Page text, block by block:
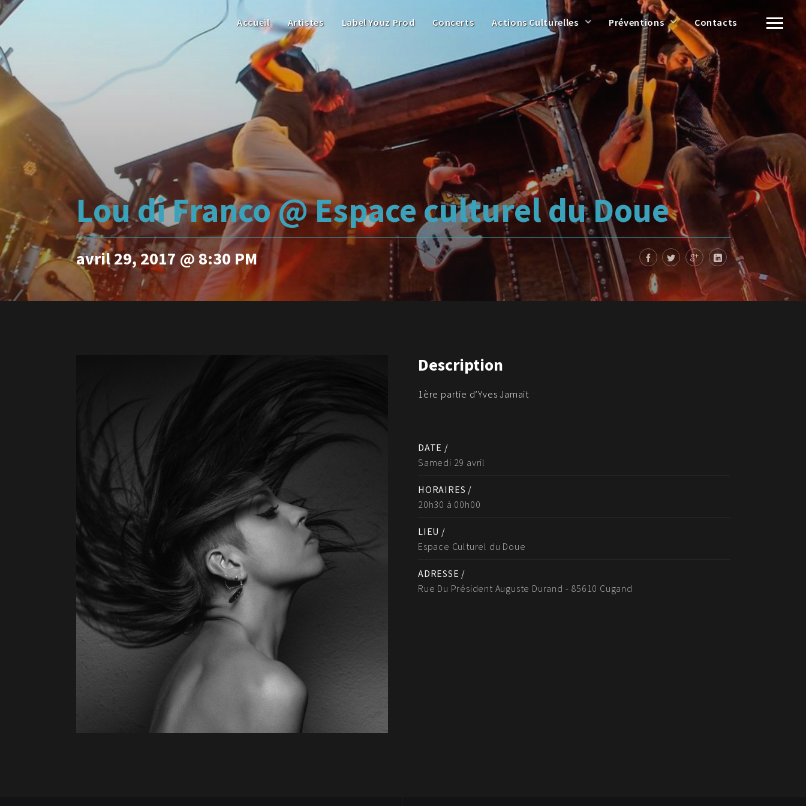
Accueil Artistes Label Youz Prod Concerts Actions Culturelles Préventions Contacts
Lou di Franco @ Espace culturel du Doue
avril 29, 2017 @ 8:30 PM
Description
1ère partie d’Yves Jamait
DATE /
Samedi 29 avril
HORAIRES /
20h30 à 00h00
LIEU /
Espace Culturel du Doue
ADRESSE /
Rue Du Président Auguste Durand - 85610 Cugand